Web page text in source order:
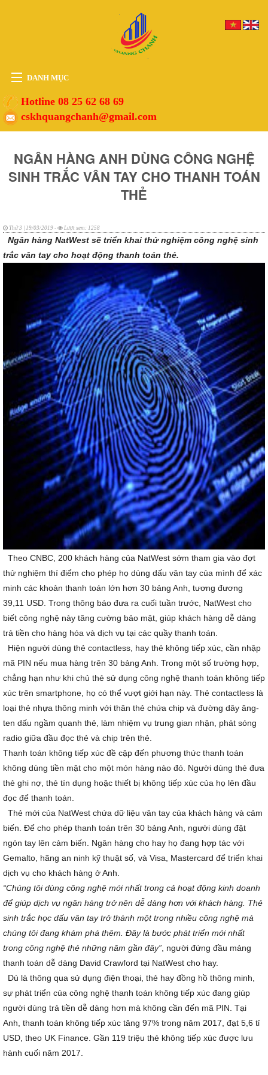
DANH MỤC
HOME
THIẾT BỊ
PHỤ KIỆN
DỊCH VỤ
Hotline 08 25 62 68 69
cskhquangchanh@gmail.com
NGÂN HÀNG ANH DÙNG CÔNG NGHỆ
SINH TRẮC VÂN TAY CHO THANH TOÁN
THẺ
Thứ 3 | 19/03/2019 - Lượt xem: 1258
Ngân hàng NatWest sẽ triển khai thử nghiệm công nghệ sinh
trắc vân tay cho hoạt động thanh toán thẻ.
Theo CNBC, 200 khách hàng của NatWest sớm tham gia vào đợt
thử nghiệm thí điểm cho phép họ dùng dấu vân tay của mình để xác
minh các khoản thanh toán lớn hơn 30 bảng Anh, tương đương
39,11 USD. Trong thông báo đưa ra cuối tuần trước, NatWest cho
biết công nghệ này tăng cường bảo mật, giúp khách hàng dễ dàng
trả tiền cho hàng hóa và dịch vụ tại các quầy thanh toán.
Hiện người dùng thẻ contactless, hay thẻ không tiếp xúc, cần nhập
mã PIN nếu mua hàng trên 30 bảng Anh. Trong một số trường hợp,
chẳng hạn như khi chủ thẻ sử dụng công nghệ thanh toán không tiếp
xúc trên smartphone, họ có thể vượt giới hạn này. Thẻ contactless là
loại thẻ nhựa thông minh với thân thẻ chứa chip và đường dây ăng-
ten dấu ngầm quanh thẻ, làm nhiệm vụ trung gian nhận, phát sóng
radio giữa đầu đọc thẻ và chip trên thẻ.
Thanh toán không tiếp xúc đề cập đến phương thức thanh toán
không dùng tiền mặt cho một món hàng nào đó. Người dùng thẻ đưa
thẻ ghi nợ, thẻ tín dụng hoặc thiết bị không tiếp xúc của họ lên đầu
đọc để thanh toán.
Thẻ mới của NatWest chứa dữ liệu vân tay của khách hàng và cảm
biến. Để cho phép thanh toán trên 30 bảng Anh, người dùng đặt
ngón tay lên cảm biến. Ngân hàng cho hay họ đang hợp tác với
Gemalto, hãng an ninh kỹ thuật số, và Visa, Mastercard để triển khai
dịch vụ cho khách hàng ở Anh.
“Chúng tôi dùng công nghệ mới nhất trong cả hoạt động kinh doanh
để giúp dịch vụ ngân hàng trở nên dễ dàng hơn với khách hàng. Thẻ
sinh trắc học dấu vân tay trở thành một trong nhiều công nghệ mà
chúng tôi đang khám phá thêm. Đây là bước phát triển mới nhất
trong công nghệ thẻ những năm gần đây” , người đứng đầu mảng
thanh toán dễ dàng David Crawford tại NatWest cho hay.
Dù là thông qua sử dụng điện thoại, thẻ hay đồng hồ thông minh,
sự phát triển của công nghệ thanh toán không tiếp xúc đang giúp
người dùng trả tiền dễ dàng hơn mà không cần đến mã PIN. Tại
Anh, thanh toán không tiếp xúc tăng 97% trong năm 2017, đạt 5,6 tỉ
USD, theo UK Finance. Gần 119 triệu thẻ không tiếp xúc được lưu
hành cuối năm 2017.